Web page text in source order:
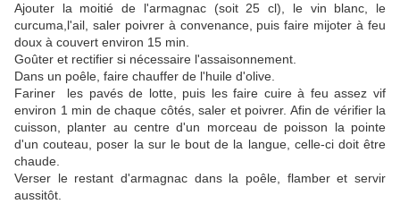
Ajouter la moitié de l'armagnac (soit 25 cl), le vin blanc, le
curcuma,l'ail, saler poivrer à convenance, puis faire mijoter à feu
doux à couvert environ 15 min.
Goûter et rectifier si nécessaire l'assaisonnement.
Dans un poêle, faire chauffer de l'huile d'olive.
Fariner les pavés de lotte, puis les faire cuire à feu assez vif
environ 1 min de chaque côtés, saler et poivrer. Afin de vérifier la
cuisson, planter au centre d'un morceau de poisson la pointe
d'un couteau, poser la sur le bout de la langue, celle-ci doit être
chaude.
Verser le restant d'armagnac dans la poêle, flamber et servir
aussitôt.